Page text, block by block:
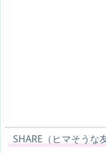
SHARE（ヒマそうな